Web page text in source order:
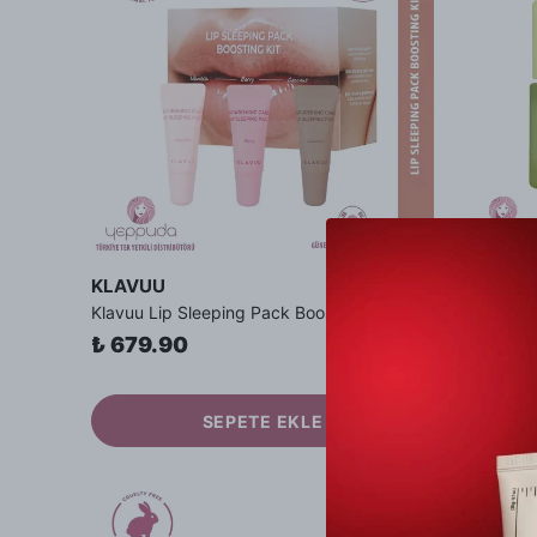
KLAVUU
₺ 679.90
SEPETE EKLE